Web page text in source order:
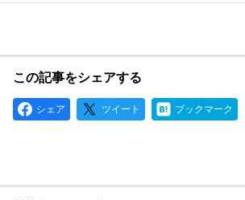
この記事をシェアする
シェア ツイート ブックマーク